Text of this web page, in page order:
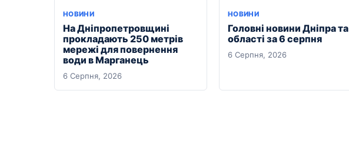
НОВИНИ
На Дніпропетровщині
прокладають 250 метрів
мережі для повернення
води в Марганець
6 Серпня, 2026
НОВИНИ
Головні новини Дніпра та
області за 6 серпня
6 Серпня, 2026